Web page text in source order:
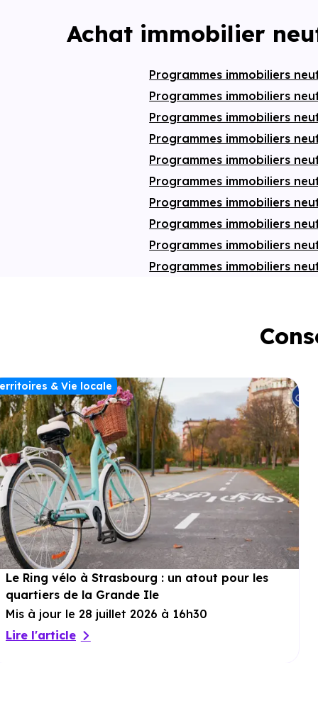
Achat immobilier
Programmes immobiliers
Programmes immobiliers
Programmes immobiliers
Programmes immobiliers
Programmes immobiliers
Programmes immobiliers
Programmes immobiliers
Programmes immobiliers
Programmes immobiliers
Programmes immobiliers
& Vie locale
Le Ring vélo à Strasbourg : un atout pour les
quartiers de la Grande Ile
Mis à jour le 28 juillet 2026 à 16h30
Lire l'article